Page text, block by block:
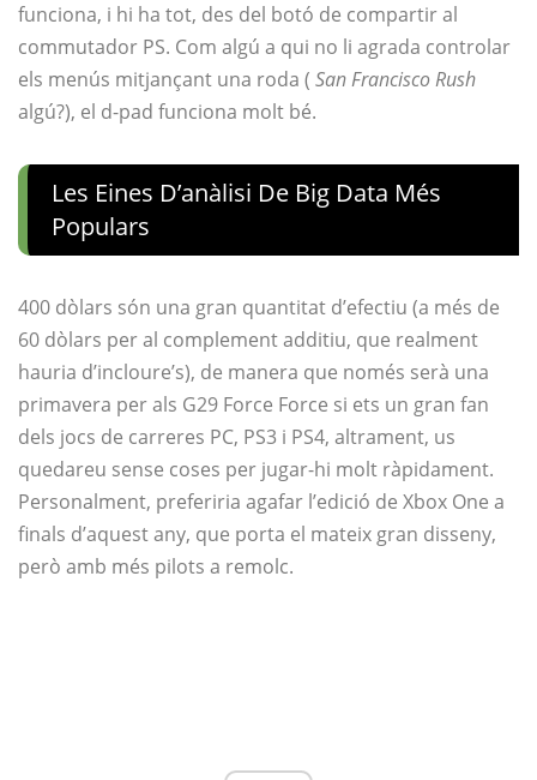
funciona, i hi ha tot, des del botó de compartir al
commutador PS. Com algú a qui no li agrada controlar
els menús mitjançant una roda ( San Francisco Rush
algú?), el d-pad funciona molt bé.
Les Eines D’anàlisi De Big Data Més
Populars
400 dòlars són una gran quantitat d’efectiu (a més de
60 dòlars per al complement additiu, que realment
hauria d’incloure’s), de manera que només serà una
primavera per als G29 Force Force si ets un gran fan
dels jocs de carreres PC, PS3 i PS4, altrament, us
quedareu sense coses per jugar-hi molt ràpidament.
Personalment, preferiria agafar l’edició de Xbox One a
finals d’aquest any, que porta el mateix gran disseny,
però amb més pilots a remolc.